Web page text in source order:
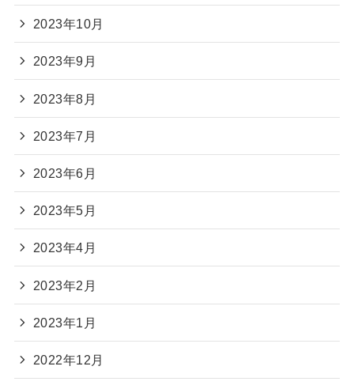
2023年10月
2023年9月
2023年8月
2023年7月
2023年6月
2023年5月
2023年4月
2023年2月
2023年1月
2022年12月